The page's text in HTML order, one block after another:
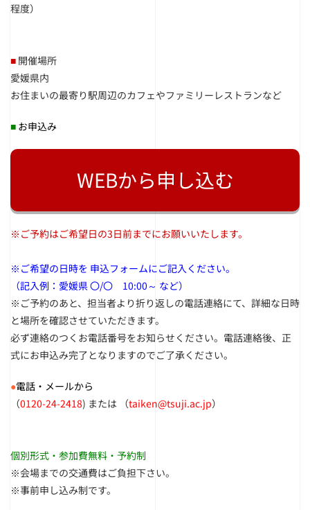
程度）
■ 開催場所
愛媛県内
お住まいの最寄り駅周辺のカフェやファミリーレストランなど
■ お申込み
WEBから申し込む
※ご予約はご希望日の3日前までにお願いいたします。
※ご希望の日時を 申込フォームにご記入ください。
（記入例：愛媛県〇/〇 10:00～ など）
※ご予約のあと、担当者より折り返しの電話連絡にて、詳細な日時
と場所を確認させていただきます。
必ず連絡のつくお電話番号をお知らせください。電話連絡後、正
式にお申込み完了となりますのでご了承ください。
●電話・メールから
（0120-24-2418) または （taiken@tsuji.ac.jp）
個別形式・参加費無料・予約制
※会場までの交通費はご負担下さい。
※事前申し込み制です。